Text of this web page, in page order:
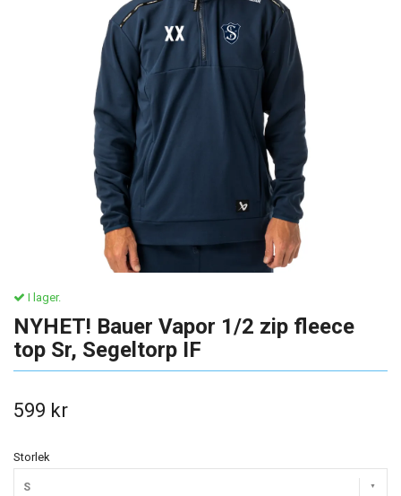
I lager.
NYHET! Bauer Vapor 1/2 zip fleece
top Sr, Segeltorp IF
599 kr
Storlek
S